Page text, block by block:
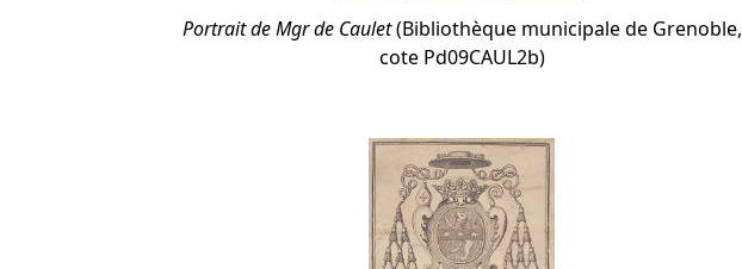
Portrait de Mgr de Caulet(Bibliothèque municipale de Grenoble,
cote Pd09CAUL2b)